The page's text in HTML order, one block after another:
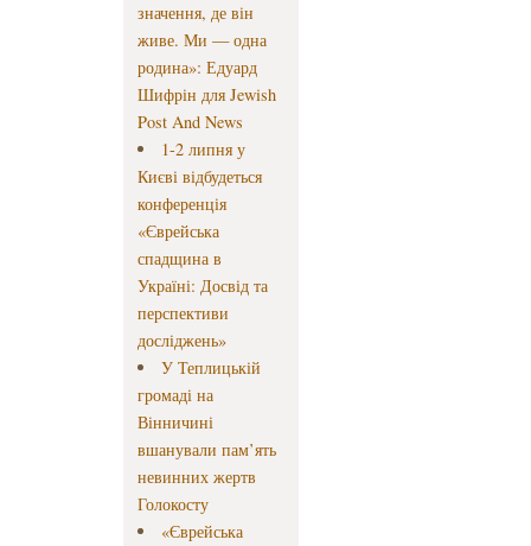
значення, де він
живе. Ми — одна
родина»: Едуард
Шифрін для Jewish
Post And News
1-2 липня у
Києві відбудеться
конференція
«Єврейська
спадщина в
Україні: Досвід та
перспективи
досліджень»
У Теплицькій
громаді на
Вінничині
вшанували пам’ять
невинних жертв
Голокосту
«Єврейська